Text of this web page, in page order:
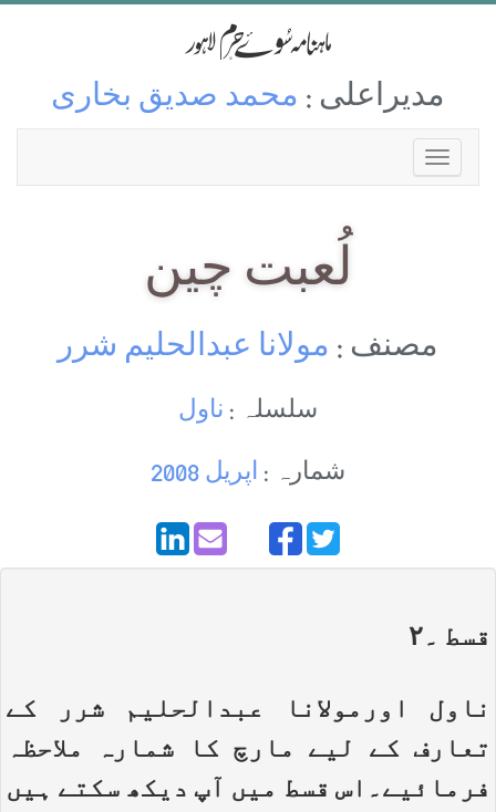
مدیراعلی : محمد صدیق بخاری
لُعبت چین
مصنف : مولانا عبدالحلیم شرر
سلسلہ : ناول
شمارہ : اپریل 2008
قسط ۔۲
ناول اورمولانا عبدالحلیم شرر کے
تعارف کے لیے مارچ کا شمارہ ملاحظہ
فرمائیے۔اس قسط میں آپ دیکھ سکتے ہیں